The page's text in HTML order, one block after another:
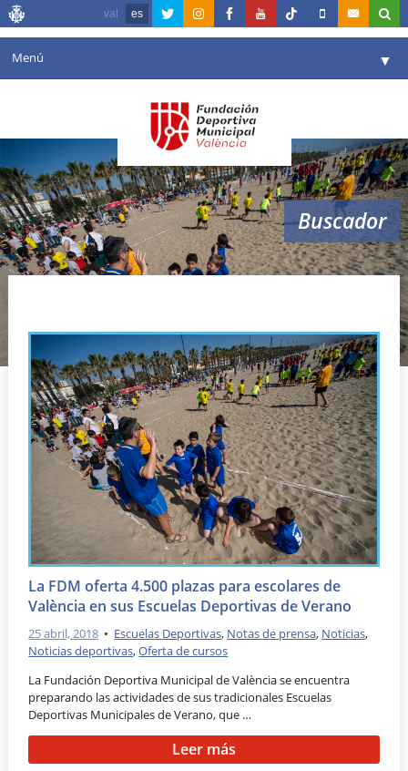
val es
Menú ▼
Agenda
Instalaciones ▼
Comunicación ▼
Valencia en deporte ▼
Buscador
escuelas verano
La FDM oferta 4.500 plazas para escolares de
València en sus Escuelas Deportivas de Verano
25 abril, 2018 • Escuelas Deportivas, Notas de prensa, Noticias,
Noticias deportivas,Oferta de cursos
La Fundación Deportiva Municipal de València se encuentra
preparando las actividades de sus tradicionales Escuelas
Deportivas Municipales de Verano, que …
Leer más